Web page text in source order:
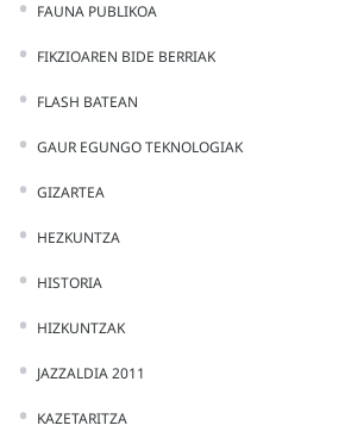
FAUNA PUBLIKOA
FIKZIOAREN BIDE BERRIAK
FLASH BATEAN
GAUR EGUNGO TEKNOLOGIAK
GIZARTEA
HEZKUNTZA
HISTORIA
HIZKUNTZAK
JAZZALDIA 2011
KAZETARITZA